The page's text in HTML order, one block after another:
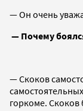
— Он очень
— Почему
— Скоков
горкоме.